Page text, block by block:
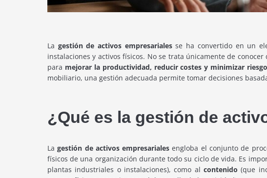
La gestión de activos empresarialesse ha convertido en un
instalaciones y activos físicos. No se trata únicamente de
para mejorar la productividad, reducir costes y minimizar
mobiliario, una gestión adecuada permite tomar decisiones
¿Qué es la gestión de
Lagestión de activos empresariales engloba el conjunto de
físicos de una organización durante todo su ciclo de vida. Es
plantas industriales o instalaciones), como alcontenido (que